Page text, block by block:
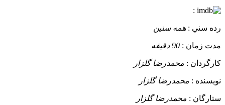
:
رده سني : همه سنین
مدت زمان : 90 دقیقه
کارگردان : محمدرضا گلزار
نويسنده : محمدرضا گلزار
ستارگان : محمدرضا گلزار